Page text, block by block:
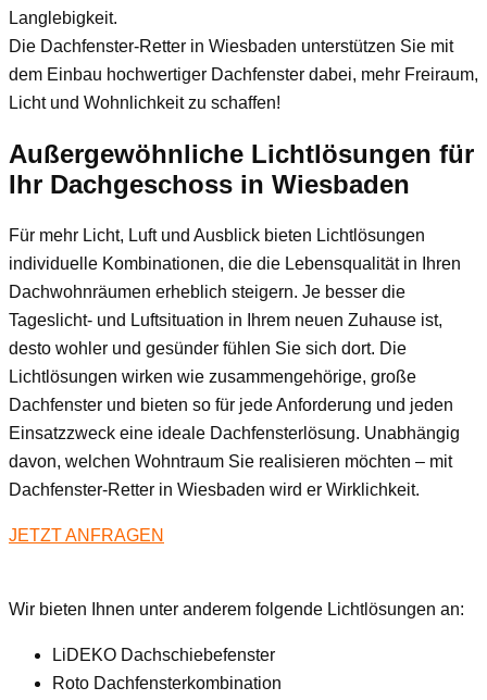
Langlebigkeit.
Die Dachfenster-Retter in Wiesbaden unterstützen Sie mit
dem Einbau hochwertiger Dachfenster dabei, mehr Freiraum,
Licht und Wohnlichkeit zu schaffen!
Außergewöhnliche Lichtlösungen für
Ihr Dachgeschoss in Wiesbaden
Für mehr Licht, Luft und Ausblick bieten Lichtlösungen
individuelle Kombinationen, die die Lebensqualität in Ihren
Dachwohnräumen erheblich steigern. Je besser die
Tageslicht- und Luftsituation in Ihrem neuen Zuhause ist,
desto wohler und gesünder fühlen Sie sich dort. Die
Lichtlösungen wirken wie zusammengehörige, große
Dachfenster und bieten so für jede Anforderung und jeden
Einsatzzweck eine ideale Dachfensterlösung. Unabhängig
davon, welchen Wohntraum Sie realisieren möchten – mit
Dachfenster-Retter in Wiesbaden wird er Wirklichkeit.
JETZT ANFRAGEN
Wir bieten Ihnen unter anderem folgende Lichtlösungen an:
LiDEKO Dachschiebefenster
Roto Dachfensterkombination